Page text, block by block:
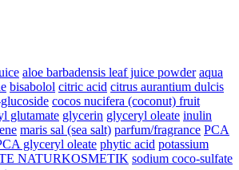
aloe barbadensis leaf juice powder aqua
bisabolol citric acid citrus aurantium dulcis
cocos nucifera (coconut) fruit
glutamate glycerin glyceryl oleate inulin
maris sal (sea salt) parfum/fragrance PCA
glyceryl oleate phytic acid potassium
NATURKOSMETIK sodium coco-sulfate